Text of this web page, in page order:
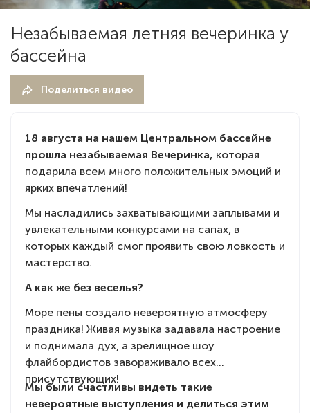
Незабываемая летняя вечеринка у
бассейна
Поделиться видео
18 августа на нашем Центральном бассейне
прошла незабываемая Вечеринка, которая
подарила всем много положительных эмоций и
ярких впечатлений!
Мы насладились захватывающими заплывами и
увлекательными конкурсами на сапах, в
которых каждый смог проявить свою ловкость и
мастерство.
А как же без веселья?
Море пены создало невероятную атмосферу
праздника! Живая музыка задавала настроение
и поднимала дух, а зрелищное шоу
флайбордистов завораживало всех
присутствующих!
Мы были счастливы видеть такие
невероятные выступления и делиться этим